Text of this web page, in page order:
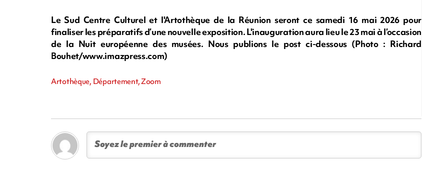
Le Sud Centre Culturel et l'Artothèque de la Réunion seront ce samedi 16 mai 2026 pour
finaliser les préparatifs d’une nouvelle exposition. L'inauguration aura lieu le 23 mai à l’occasion
de la Nuit européenne des musées. Nous publions le post ci-dessous (Photo : Richard
Bouhet/www.imazpress.com)
Artothèque, Département, Zoom